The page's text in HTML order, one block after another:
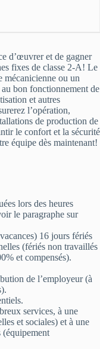
d’œuvrer et de gagner
fixes de classe 2-A! Le
mécanicienne ou un
bon fonctionnement de
et autres
l’opération,
de production de
le confort et la sécurité
équipe dès maintenant!
lors des heures
le paragraphe sur
16 jours fériés
(fériés non travaillés
et compensés).
de l’employeur (à
services, à une
et sociales) et à une
(équipement